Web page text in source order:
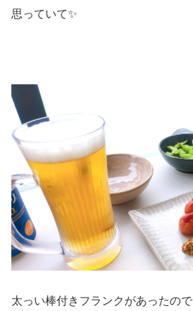
思っていて✨
太っい棒付きフランクがあったので